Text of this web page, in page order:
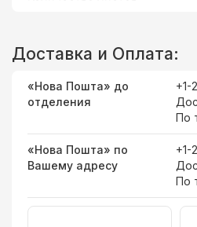
Доставка и Оплата:
«Нова Пошта» до
отделения
+1-
По
«Нова Пошта» по
Вашему адресу
+1-
По